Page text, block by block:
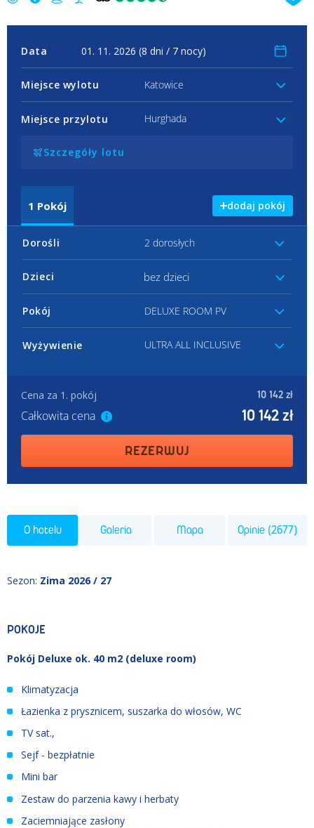
Data
Miejsce wylotu Katowice
Miejsce przylotu Hurghada
Szczegóły lotu
1 Pokój dodaj pokój
Dorośli 2 dorosłych
Dzieci bez dzieci
Pokój DELUXE ROOM PV
Wyżywienie ULTRA ALL INCLUSIVE
Cena za 1. pokój 10 142 zł
Całkowita cena 10 142 zł
REZERWUJ
O hotelu Galeria Mapa Opinie (2677)
Sezon: Zima 2026 / 27
POKOJE
Pokój Deluxe ok. 40 m2 (deluxe room)
Klimatyzacja
Łazienka z prysznicem, suszarka do włosów, WC
TV sat.,
Sejf - bezpłatnie
Mini bar
Zestaw do parzenia kawy i herbaty
Zaciemniające zasłony